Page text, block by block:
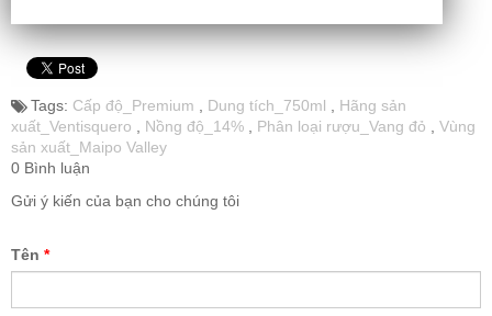
Tags: Cấp độ_Premium Dung tích_750ml
Hãng sản
xuất_Ventisquero
Nồng độ_14% Phân loại rượu_Vang đỏ
Vùng
sản xuất_Maipo Valley
0 Bình luận
Gửi ý kiến của bạn cho chúng tôi
Tên *